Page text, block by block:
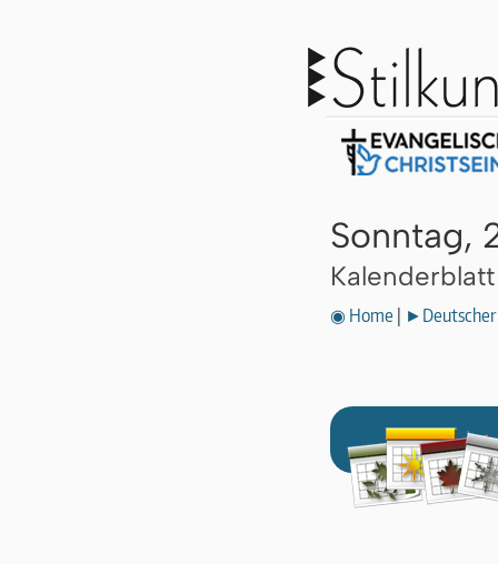
Sonntag,
◉ Home ►Deutscher